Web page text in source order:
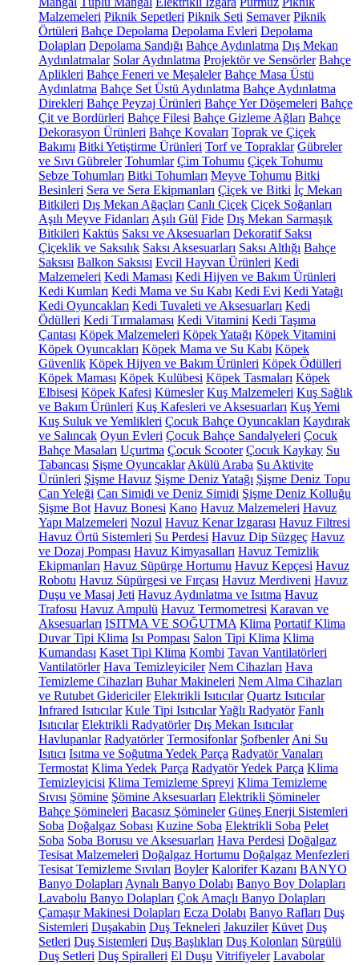
Malzemeleri Piknik Sepetleri Piknik Seti Semaver Piknik
Örtüleri Bahçe Depolama Depolama Evleri Depolama
Dolapları Depolama Sandığı Bahçe Aydınlatma Dış Mekan
Aydınlatmalar Solar Aydınlatma Projektör ve Sensörler Bahçe
Aplikleri Bahçe Feneri ve Meşaleler Bahçe Masa Üstü
Aydınlatma Bahçe Set Üstü Aydınlatma Bahçe Aydınlatma
Direkleri Bahçe Peyzaj Ürünleri Bahçe Yer Döşemeleri Bahçe
Çit ve Bordürleri Bahçe Filesi Bahçe Gizleme Ağları Bahçe
Dekorasyon Ürünleri Bahçe Kovaları Toprak ve Çiçek
Bakımı Bitki Yetiştirme Ürünleri Torf ve Topraklar Gübreler
ve Sıvı Gübreler Tohumlar Çim Tohumu Çiçek Tohumu
Sebze Tohumları Bitki Tohumları Meyve Tohumu Bitki
Besinleri Sera ve Sera Ekipmanları Çiçek ve Bitki İç Mekan
Bitkileri Dış Mekan Ağaçları Canlı Çiçek Çiçek Soğanları
Aşılı Meyve Fidanları Aşılı Gül Fide Dış Mekan Sarmaşık
Bitkileri Kaktüs Saksı ve Aksesuarları Dekoratif Saksı
Çiçeklik ve Saksılık Saksı Aksesuarları Saksı Altlığı Bahçe
Saksısı Balkon Saksısı Evcil Hayvan Ürünleri Kedi
Malzemeleri Kedi Maması Kedi Hijyen ve Bakım Ürünleri
Kedi Kumları Kedi Mama ve Su Kabı Kedi Evi Kedi Yatağı
Kedi Oyuncakları Kedi Tuvaleti ve Aksesuarları Kedi
Ödülleri Kedi Tırmalaması Kedi Vitamini Kedi Taşıma
Çantası Köpek Malzemeleri Köpek Yatağı Köpek Vitamini
Köpek Oyuncakları Köpek Mama ve Su Kabı Köpek
Güvenlik Köpek Hijyen ve Bakım Ürünleri Köpek Ödülleri
Köpek Maması Köpek Kulübesi Köpek Tasmaları Köpek
Elbisesi Köpek Kafesi Kümesler Kuş Malzemeleri Kuş Sağlık
ve Bakım Ürünleri Kuş Kafesleri ve Aksesuarları Kuş Yemi
Kuş Suluk ve Yemlikleri Çocuk Bahçe Oyuncakları Kaydırak
ve Salıncak Oyun Evleri Çocuk Bahçe Sandalyeleri Çocuk
Bahçe Masaları Uçurtma Çocuk Scooter Çocuk Kaykay Su
Tabancası Şişme Oyuncaklar Akülü Araba Su Aktivite
Ürünleri Şişme Havuz Şişme Deniz Yatağı Şişme Deniz Topu
Can Yeleği Can Simidi ve Deniz Simidi Şişme Deniz Kolluğu
Şişme Bot Havuz Bonesi Kano Havuz Malzemeleri Havuz
Yapı Malzemeleri Nozul Havuz Kenar Izgarası Havuz Filtresi
Havuz Örtü Sistemleri Su Perdesi Havuz Dip Süzgeç Havuz
ve Dozaj Pompası Havuz Kimyasalları Havuz Temizlik
Ekipmanları Havuz Süpürge Hortumu Havuz Kepçesi Havuz
Robotu Havuz Süpürgesi ve Fırçası Havuz Merdiveni Havuz
Duşu ve Masaj Jeti Havuz Aydınlatma ve Isıtma Havuz
Trafosu Havuz Ampulü Havuz Termometresi Karavan ve
Aksesuarları ISITMA VE SOĞUTMA Klima Portatif Klima
Duvar Tipi Klima Isı Pompası Salon Tipi Klima Klima
Kumandası Kaset Tipi Klima Kombi Tavan Vantilatörleri
Vantilatörler Hava Temizleyiciler Nem Cihazları Hava
Temizleme Cihazları Buhar Makineleri Nem Alma Cihazları
ve Rutubet Gidericiler Elektrikli Isıtıcılar Quartz Isıtıcılar
Infrared Isıtıcılar Kule Tipi IsıtıcılarYağlı Radyatör Fanlı
Isıtıcılar Elektrikli Radyatörler Dış Mekan Isıtıcılar
Havlupanlar Radyatörler Termosifonlar Şofbenler Ani Su
Isıtıcı Isıtma ve Soğutma Yedek Parça Radyatör Vanaları
Termostat Klima Yedek Parça Radyatör Yedek Parça Klima
Temizleyicisi Klima Temizleme Spreyi Klima Temizleme
Sıvısı Şömine Şömine Aksesuarları Elektrikli Şömineler
Bahçe Şömineleri Bacasız Şömineler Güneş Enerji Sistemleri
Soba Doğalgaz Sobası Kuzine Soba Elektrikli Soba Pelet
Soba Soba Borusu ve Aksesuarları Hava Perdesi Doğalgaz
Tesisat Malzemeleri Doğalgaz Hortumu Doğalgaz Menfezleri
Tesisat Temizleme Sıvıları Boyler Kalorifer Kazanı BANYO
Banyo Dolapları Aynalı Banyo Dolabı Banyo Boy Dolapları
Lavabolu Banyo Dolapları Çok Amaçlı Banyo Dolapları
Çamaşır Makinesi Dolapları Ecza Dolabı Banyo Rafları Duş
Sistemleri Duşakabin Duş Tekneleri Jakuziler Küvet Duş
Setleri Duş Sistemleri Duş Başlıkları Duş Kolonları Sürgülü
Duş Setleri Duş Spiralleri El Duşu Vitrifiyeler Lavabolar